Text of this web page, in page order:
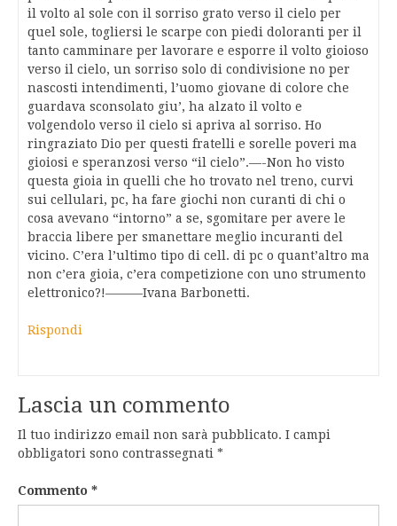
il volto al sole con il sorriso grato verso il cielo per
quel sole, togliersi le scarpe con piedi doloranti per il
tanto camminare per lavorare e esporre il volto gioioso
verso il cielo, un sorriso solo di condivisione no per
nascosti intendimenti, l’uomo giovane di colore che
guardava sconsolato giu’, ha alzato il volto e
volgendolo verso il cielo si apriva al sorriso. Ho
ringraziato Dio per questi fratelli e sorelle poveri ma
gioiosi e speranzosi verso “il cielo”.—-Non ho visto
questa gioia in quelli che ho trovato nel treno, curvi
sui cellulari, pc, ha fare giochi non curanti di chi o
cosa avevano “intorno” a se, sgomitare per avere le
braccia libere per smanettare meglio incuranti del
vicino. C’era l’ultimo tipo di cell. di pc o quant’altro ma
non c’era gioia, c’era competizione con uno strumento
elettronico?!———Ivana Barbonetti.
Rispondi
Lascia un commento
Il tuo indirizzo email non sarà pubblicato. I campi
obbligatori sono contrassegnati *
Commento *